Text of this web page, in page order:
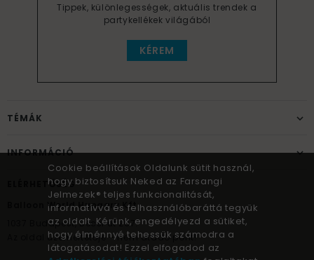
Tippek, különlegességek, aktuális trendek a
partykellékek világából
KÉREM
TÉMÁK
INFORMÁCIÓ
ELÉRHETŐSÉG
Balloon World Hungary Kft.
Budapest, Bécsi út 267.
Az oldal üzemeltetője – nem átadó pont!
Cookie beállítások Oldalunk sütit használ,
hogy biztosítsuk Neked az Farsangi
Jelmezek® teljes funkcionalitását,
informatívvá és felhasználóbaráttá tegyük
az oldalt. Kérünk, engedélyezd a sütiket,
hogy élménnyé tehessük számodra a
látogatásodat! Ezzel elfogadod az